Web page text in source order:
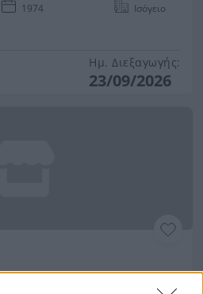
1974 Ισόγειο
Ημ. Διεξαγωγής:
23/09/2026
Τρίκαλα, Νομός Τρικάλων